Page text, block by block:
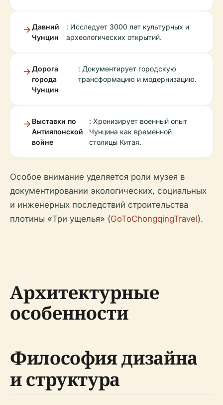
Давний
Чунцин
: Исследует 3000 лет культурных и
археологических открытий.
Дорога
города
Чунцин
: Документирует городскую
трансформацию и модернизацию.
Выставки по
Антияпонской
войне
: Хронизирует военный опыт
Чунцина как временной
столицы Китая.
Особое внимание уделяется роли музея в
документировании экологических, социальных
и инженерных последствий строительства
плотины «Три ущелья» (GoToChongqingTravel).
Архитектурные
особенности
Философия дизайна
и структура